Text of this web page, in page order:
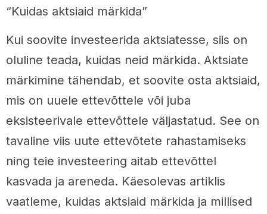
“Kuidas aktsiaid märkida”
Kui soovite investeerida aktsiatesse, siis on
oluline teada, kuidas neid märkida. Aktsiate
märkimine tähendab, et soovite osta aktsiaid,
mis on uuele ettevõttele või juba
eksisteerivale ettevõttele väljastatud. See on
tavaline viis uute ettevõtete rahastamiseks
ning teie investeering aitab ettevõttel
kasvada ja areneda. Käesolevas artiklis
vaatleme, kuidas aktsiaid märkida ja millised